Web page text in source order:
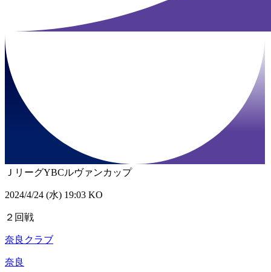
ＪリーグYBCルヴァンカップ
2024/4/24 (水) 19:03 KO
２回戦
奈良クラブ
奈良